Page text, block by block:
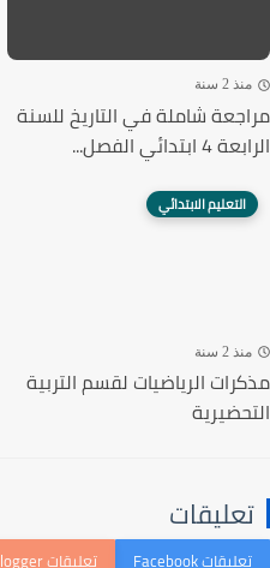
2 سنة
شاملة في التاريخ للسنة
الفصل...
التعليم الابتدائي
2 سنة
الرياضيات لقسم التربية